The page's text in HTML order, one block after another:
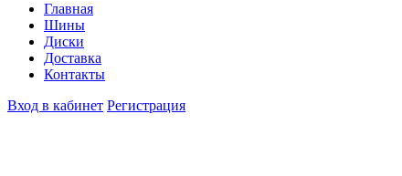
Главная
Шины
Диски
Доставка
Контакты
Вход в кабинет Регистрация